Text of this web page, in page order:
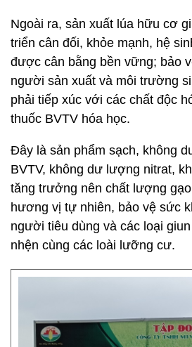
Ngoài ra, sản xuất lúa hữu cơ
triển cân đối, khỏe mạnh, hệ
được cân bằng bền vững; bảo
người sản xuất và môi trường
phải tiếp xúc với các chất độc
thuốc BVTV hóa học.
Đây là sản phẩm sạch, không
BVTV, không dư lượng nitrat,
tăng trưởng nên chất lượng
hương vị tự nhiên, bảo vệ sức
người tiêu dùng và các loại
nhện cùng các loài lưỡng cư.